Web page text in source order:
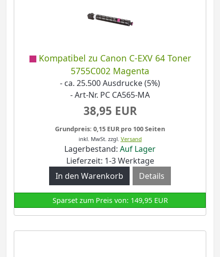
Kompatibel zu Canon C-EXV 64 Toner
5755C002 Magenta
- ca. 25.500 Ausdrucke (5%)
- Art-Nr. PC CA565-MA
38,95 EUR
Grundpreis: 0,15 EUR pro 100 Seiten
inkl. MwSt. zzgl. Versand
Lagerbestand: Auf Lager
Lieferzeit: 1-3 Werktage
Details
Sparset zum Preis von: 149,95 EUR